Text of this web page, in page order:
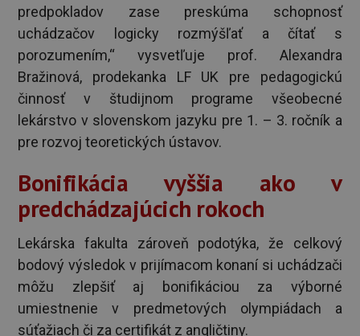
predpokladov zase preskúma schopnosť
uchádzačov logicky rozmýšľať a čítať s
porozumením,“ vysvetľuje prof. Alexandra
Bražinová, prodekanka LF UK pre pedagogickú
činnosť v študijnom programe všeobecné
lekárstvo v slovenskom jazyku pre 1. – 3. ročník a
pre rozvoj teoretických ústavov.
Bonifikácia vyššia ako v
predchádzajúcich rokoch
Lekárska fakulta zároveň podotýka, že celkový
bodový výsledok v prijímacom konaní si uchádzači
môžu zlepšiť aj bonifikáciou za výborné
umiestnenie v predmetových olympiádach a
súťažiach či za certifikát z angličtiny.